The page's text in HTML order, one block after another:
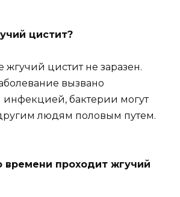
цистит?
жгучий цистит не заразен.
вызвано
инфекцией, бактерии могут
людям половым путем.
времени проходит жгучий